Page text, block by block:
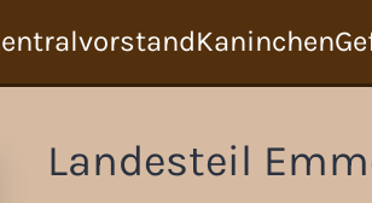
Kaninchen
Landesteil